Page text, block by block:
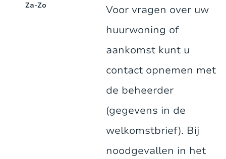
Za-Zo
Voor vragen over uw
huurwoning of
aankomst kunt u
contact opnemen met
de beheerder
(gegevens in de
welkomstbrief). Bij
noodgevallen in het